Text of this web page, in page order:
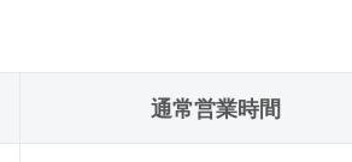
通常営業時間